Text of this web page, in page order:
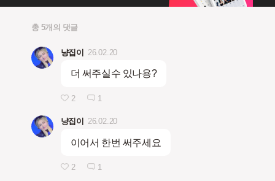
총 5개의 댓글
냥집이 26.02.20
더 써주실수 있나용?
2 1
냥집이 26.02.20
이어서 한번 써주세요
2 1